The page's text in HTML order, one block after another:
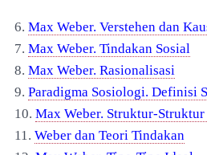
6. Max Weber. Verstehen dan
7. Max Weber. Tindakan Sosial
8. Max Weber. Rasionalisasi
9. Paradigma Sosiologi. Definisi
10. Max Weber. Struktur-
11. Weber dan Teori Tindakan